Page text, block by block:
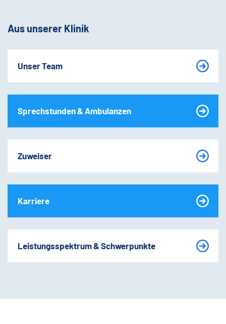
Aus unserer Klinik
Unser Team
Sprechstunden & Ambulanzen
Zuweiser
Karriere
Leistungsspektrum & Schwerpunkte